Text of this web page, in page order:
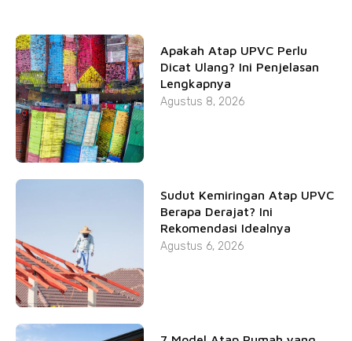
Apakah Atap UPVC Perlu
Dicat Ulang? Ini Penjelasan
Lengkapnya
Agustus 8, 2026
Sudut Kemiringan Atap UPVC
Berapa Derajat? Ini
Rekomendasi Idealnya
Agustus 6, 2026